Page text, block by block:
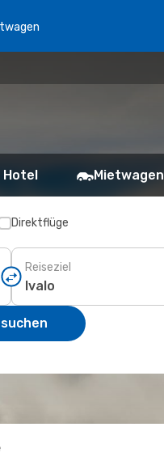
Hotel Mietwagen
Direktflüge
Reiseziel